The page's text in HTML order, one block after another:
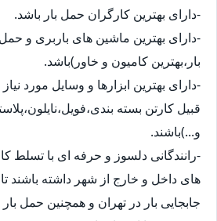
-دارای بهترین کارگران حمل بار باشد.
-دارای بهترین ماشین های باربری و حمل
بار،بهترین کامیون و خاور)باشد.
-دارای بهترین ابزارها و وسایل مورد نیاز
قبیل کارتن بسته
و...)باشند.
-رانندگانی دلسوز و حرفه ای با تسلط
های داخل و خارج از شهر داشته باشند تا
جابجایی بار در تهران و همچنین حمل